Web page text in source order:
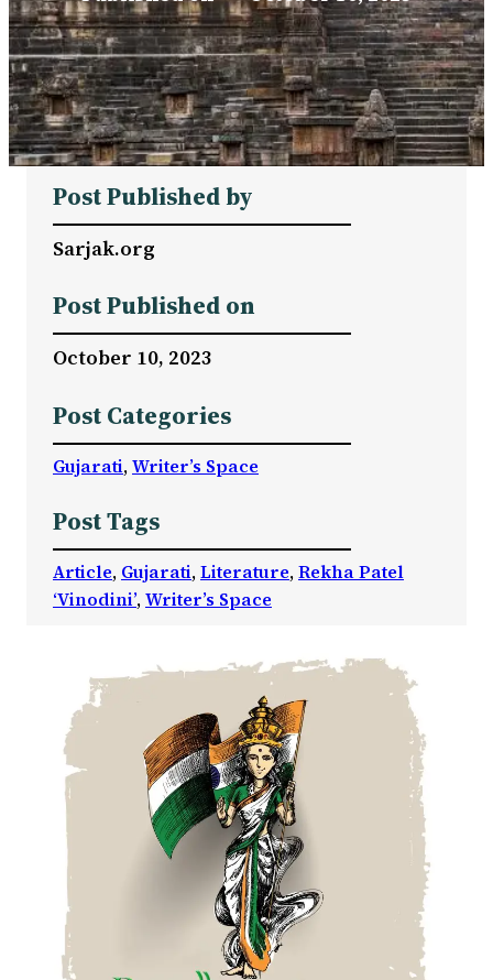
Post Published by
Sarjak.org
Post Published on
October 10, 2023
Post Categories
Gujarati, Writer’s Space
Post Tags
Article, Gujarati, Literature, Rekha Patel
‘Vinodini’, Writer’s Space